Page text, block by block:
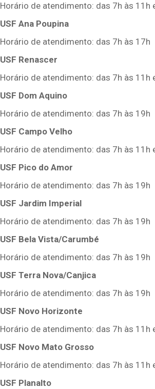
Horário de atendimento: das 7h às 11h
USF Ana Poupina
Horário de atendimento: das 7h às 17h
USF Renascer
Horário de atendimento: das 7h às 11h
USF Dom Aquino
Horário de atendimento: das 7h às 19h
USF Campo Velho
Horário de atendimento: das 7h às 11h
USF Pico do Amor
Horário de atendimento: das 7h às 19h
USF Jardim Imperial
Horário de atendimento: das 7h às 19h
USF Bela Vista/Carumbé
Horário de atendimento: das 7h às 19h
USF Terra Nova/Canjica
Horário de atendimento: das 7h às 19h
USF Novo Horizonte
Horário de atendimento: das 7h às 11h
USF Novo Mato Grosso
Horário de atendimento: das 7h às 11h
USF Planalto